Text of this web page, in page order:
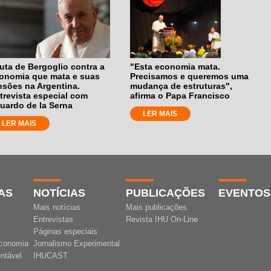
de Bergoglio contra a
que mata e suas
na Argentina.
especial com
de la Serna
LER MAIS
"Esta economia mata.
Precisamos e queremos uma
mudança de estruturas",
afirma o Papa Francisco
LER MAIS
NOTÍCIAS
Mais notícias
Entrevistas
Páginas especiais
Jornalismo Experimental
IHUCAST
PUBLICAÇÕES
Mais publicações
Revista IHU On-Line
EVENTOS